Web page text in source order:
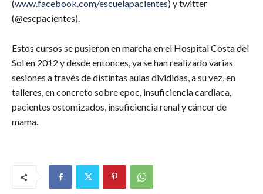
(www.facebook.com/escuelapacientes) y twitter
(@escpacientes).
Estos cursos se pusieron en marcha en el Hospital Costa del
Sol en 2012 y desde entonces, ya se han realizado varias
sesiones a través de distintas aulas divididas, a su vez, en
talleres, en concreto sobre epoc, insuficiencia cardiaca,
pacientes ostomizados, insuficiencia renal y cáncer de
mama.